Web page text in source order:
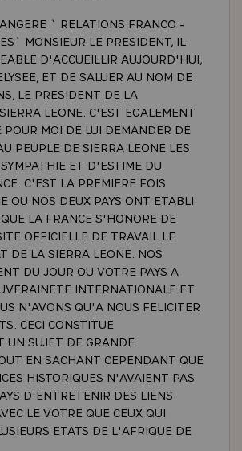
` RELATIONS FRANCO -
MONSIEUR LE PRESIDENT, IL
D'ACCUEILLIR AUJOURD'HUI,
ET DE SALUER AU NOM DE
LE PRESIDENT DE LA
LEONE. C'EST EGALEMENT
POUR MOI DE LUI DEMANDER DE
PEUPLE DE SIERRA LEONE LES
ET D'ESTIME DU
C'EST LA PREMIERE FOIS
OU NOS DEUX PAYS ONT ETABLI
LA FRANCE S'HONORE DE
OFFICIELLE DE TRAVAIL LE
DE LA SIERRA LEONE. NOS
DU JOUR OU VOTRE PAYS A
INTERNATIONALE ET
N'AVONS QU'A NOUS FELICITER
CECI CONSTITUE
UN SUJET DE GRANDE
EN SACHANT CEPENDANT QUE
HISTORIQUES N'AVAIENT PAS
D'ENTRETENIR DES LIENS
LE VOTRE QUE CEUX QUI
ETATS DE L'AFRIQUE DE